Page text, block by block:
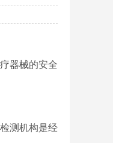
器械的安全
测机构是经